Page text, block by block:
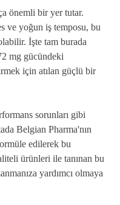
önemli bir yer tutar.
ve yoğun iş temposu, bu
İşte tam burada
mg gücündeki
için atılan güçlü bir
sorunları gibi
Belgian Pharma'nın
edilerek bu
ürünleri ile tanınan bu
yardımcı olmaya